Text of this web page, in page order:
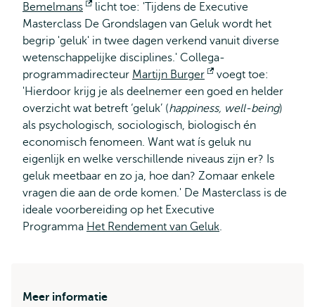
Bemelmans
Opent
extern
licht toe: 'Tijdens de Executive
Masterclass De Grondslagen van Geluk wordt het
begrip 'geluk' in twee dagen verkend vanuit diverse
wetenschappelijke disciplines.' Collega-
programmadirecteur Martijn Burger
Opent
extern
voegt toe:
'Hierdoor krijg je als deelnemer een goed en helder
overzicht wat betreft ‘geluk’ (happiness, well-being)
als psychologisch, sociologisch, biologisch én
economisch fenomeen. Want wat ís geluk nu
eigenlijk en welke verschillende niveaus zijn er? Is
geluk meetbaar en zo ja, hoe dan? Zomaar enkele
vragen die aan de orde komen.' De Masterclass is de
ideale voorbereiding op het Executive
Programma Het Rendement van Geluk.
Meer informatie